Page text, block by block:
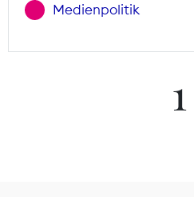
Medienpolitik
1